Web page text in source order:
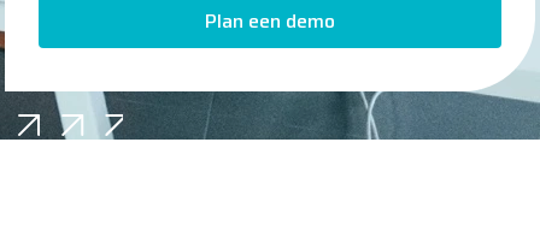
Plan een demo
Plan een demo